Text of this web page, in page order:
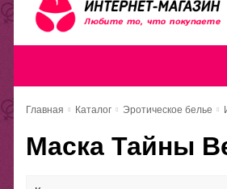
Главная Каталог Эротическое белье
Маска Тайны